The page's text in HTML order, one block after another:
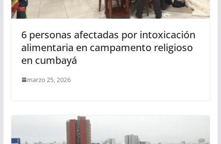
6 personas afectadas por intoxicación
alimentaria en campamento religioso
en cumbayá
marzo 25, 2026